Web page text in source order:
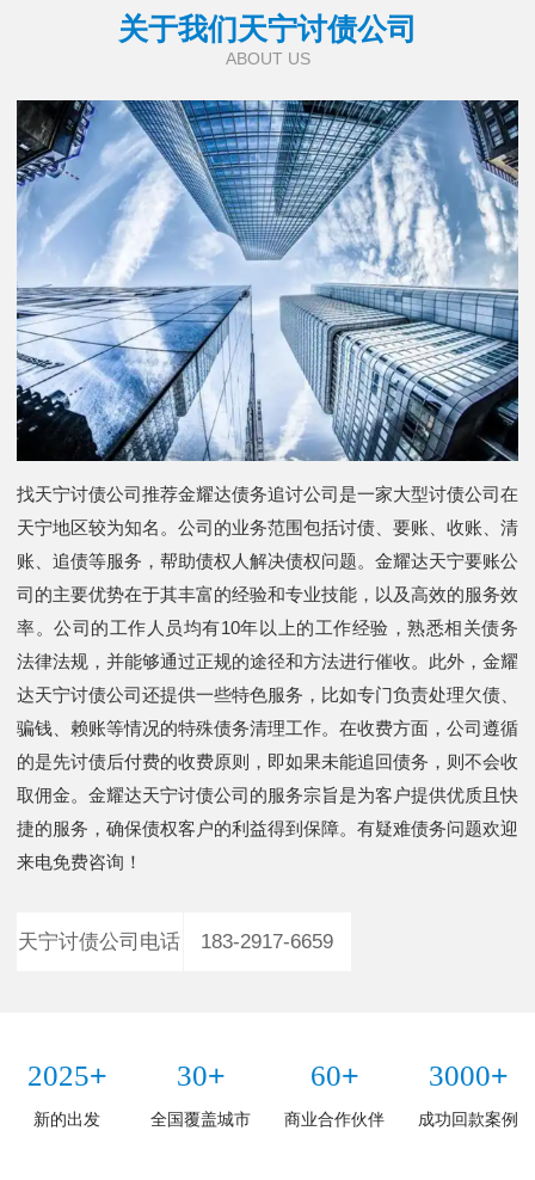
关于我们天宁讨债公司
ABOUT US
找天宁讨债公司推荐金耀达债务追讨公司是一家大型讨债公司在
天宁地区较为知名。公司的业务范围包括讨债、要账、收账、清
账、追债等服务，帮助债权人解决债权问题。金耀达天宁要账公
司的主要优势在于其丰富的经验和专业技能，以及高效的服务效
率。公司的工作人员均有10年以上的工作经验，熟悉相关债务
法律法规，并能够通过正规的途径和方法进行催收。此外，金耀
达天宁讨债公司还提供一些特色服务，比如专门负责处理欠债、
骗钱、赖账等情况的特殊债务清理工作。在收费方面，公司遵循
的是先讨债后付费的收费原则，即如果未能追回债务，则不会收
取佣金。金耀达天宁讨债公司的服务宗旨是为客户提供优质且快
捷的服务，确保债权客户的利益得到保障。有疑难债务问题欢迎
来电免费咨询！
天宁讨债公司电话 183-2917-6659
2025+
新的出发
30+
全国覆盖城市
60+
商业合作伙伴
3000+
成功回款案例